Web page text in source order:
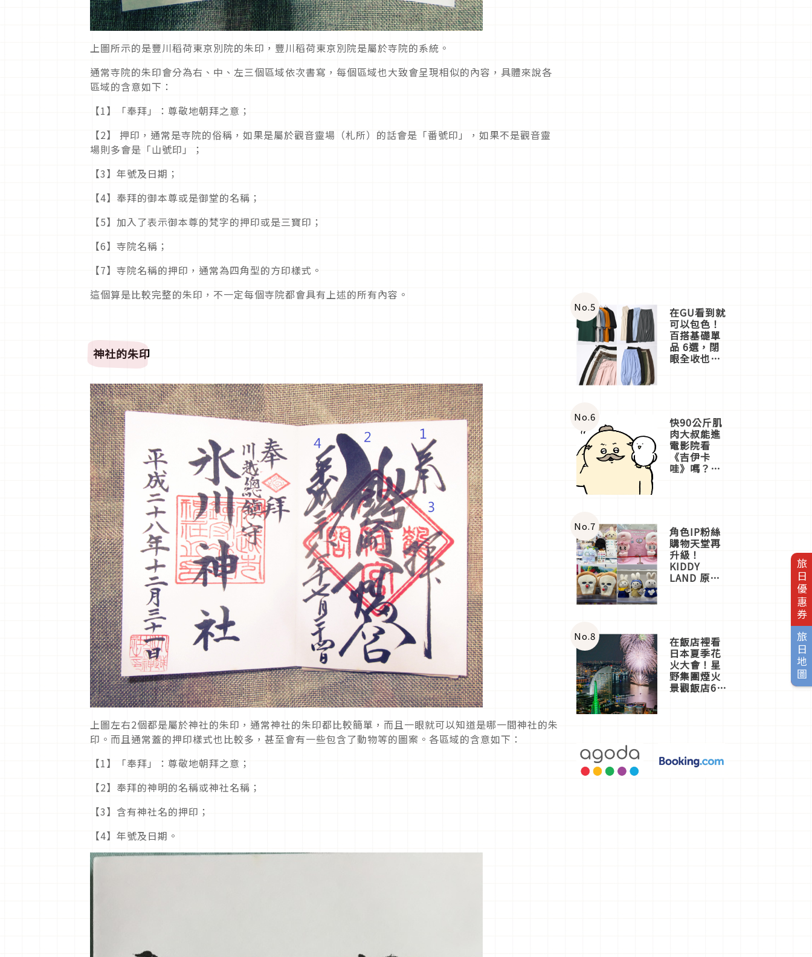
旅日優惠券
旅日地圖
上圖所示的是豐川稻荷東京別院的朱印，豐川稻荷東京別院是屬於寺院的系統。
通常寺院的朱印會分為右、中、左三個區域依次書寫，每個區域也大致會呈現相似的內容，具體來說各
區域的含意如下：
【1】「奉拜」：尊敬地朝拜之意；
【2】 押印，通常是寺院的俗稱，如果是屬於觀音靈場（札所）的話會是「番號印」，如果不是觀音靈
場則多會是「山號印」；
【3】年號及日期；
【4】奉拜的御本尊或是御堂的名稱；
【5】加入了表示御本尊的梵字的押印或是三寶印；
【6】寺院名稱；
【7】寺院名稱的押印，通常為四角型的方印樣式。
這個算是比較完整的朱印，不一定每個寺院都會具有上述的所有內容。
神社的朱印
上圖左右2個都是屬於神社的朱印，通常神社的朱印都比較簡單，而且一眼就可以知道是哪一間神社的朱
印。而且通常蓋的押印樣式也比較多，甚至會有一些包含了動物等的圖案。各區域的含意如下：
【1】「奉拜」：尊敬地朝拜之意；
【2】奉拜的神明的名稱或神社名稱；
【3】含有神社名的押印；
【4】年號及日期。
No.5 在GU看到就
可以包色！
百搭基礎單
品 6選，閉
眼全收也不
No.6 快90公斤肌
肉大叔能進
電影院看
《吉伊卡
哇》嗎？日
一同給出了
答案
No.7 角色IP粉絲
購物天堂再
升級！
KIDDY
LAND 原宿
店3分即達
No.8 在飯店裡看
日本夏季花
火大會！星
野集團煙火
景觀飯店6